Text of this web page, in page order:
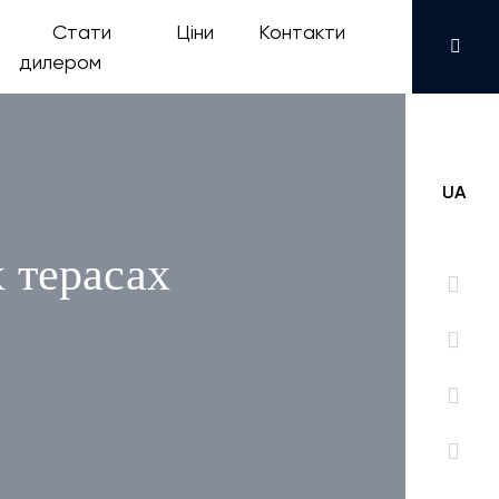
Стати
дилером
Ціни Контакти
UA